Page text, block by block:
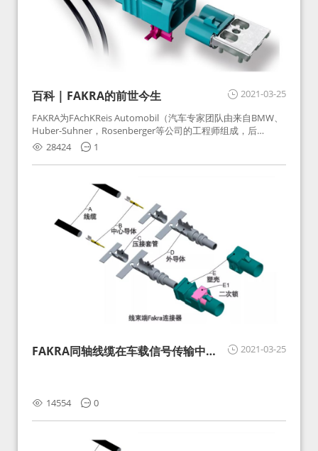
2021-03-25
百科 | FAKRA的前世今生
FAKRA为FAchKReis Automobil（汽车专家团队由来自BMW、
Huber-Suhner，Rosenberger等公司的工程师组成，后
Huber-Suhner相关连接器业务及技术在2010年并入
Rosenberger）缩写。起初为BMW需求用于车载收音机天线连
接，如今FAKRA已成为汽车行业通用标准的射频连接器，被业
28424 1
2021-03-25
FAKRA同轴线缆在车载信号传输中的
14554 0